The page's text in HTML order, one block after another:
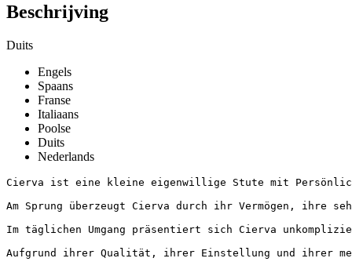
Beschrijving
Duits
Engels
Spaans
Franse
Italiaans
Poolse
Duits
Nederlands
Cierva ist eine kleine eigenwillige Stute mit
Am Sprung überzeugt Cierva durch ihr Vermögen, ihre
Im täglichen Umgang präsentiert sich Cierva
Aufgrund ihrer Qualität, ihrer Einstellung und ihrer